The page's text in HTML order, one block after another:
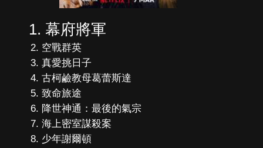
幕府將軍
空戰群英
真愛挑日子
古柯鹼教母葛蕾斯達
致命旅途
降世神通：最後的氣宗
海上密室謀殺案
少年謝爾頓